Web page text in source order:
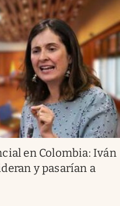
en Colombia: Iván
y pasarían a